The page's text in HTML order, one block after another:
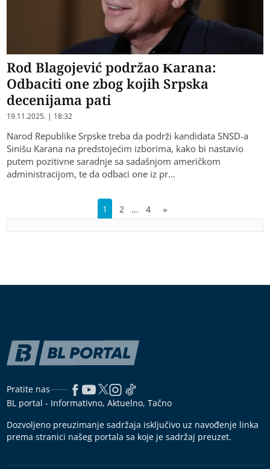
Rod Blagojević podržao Karana:
Odbaciti one zbog kojih Srpska
decenijama pati
19.11.2025. | 18:32
Narod Republike Srpske treba da podrži kandidata SNSD-a
Sinišu Karana na predstojećim izborima, kako bi nastavio
putem pozitivne saradnje sa sadašnjom američkom
administracijom, te da odbaci one iz pr…
1 2 … 4 »
Pratite nas
BL portal - Informativno, Aktuelno, Tačno
Dozvoljeno preuzimanje sadržaja isključivo uz navođenje linka
prema stranici našeg portala sa koje je sadržaj preuzet.